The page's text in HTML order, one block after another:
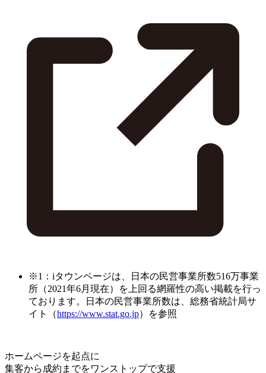
※1：iタウンページは、日本の民営事業所数516万事業
所（2021年6月現在）を上回る網羅性の高い掲載を行っ
ております。日本の民営事業所数は、総務省統計局サ
イト（https://www.stat.go.jp）を参照
ホームページを起点に
集客から成約までをワンストップで支援